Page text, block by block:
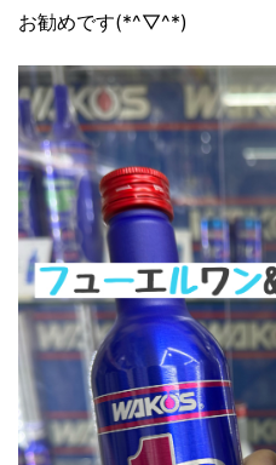
お勧めです(*^▽^*)